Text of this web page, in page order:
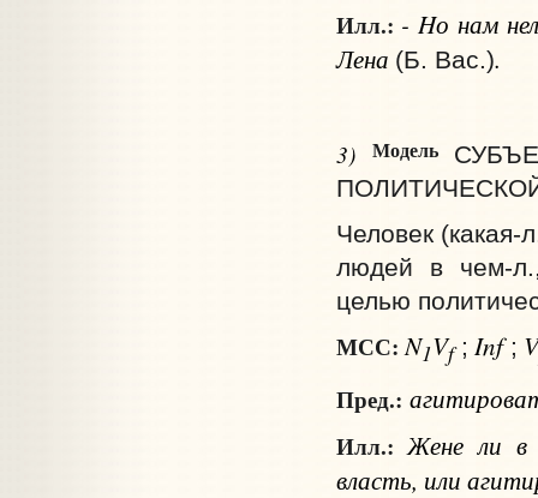
Илл.: - Hо нам
Лена (Б. Вас.).
3) Модель
Человек
людей в
целью
МСС: N1Vf; Inf; V
Пред.:
Илл.: Жене ли в
власть, или